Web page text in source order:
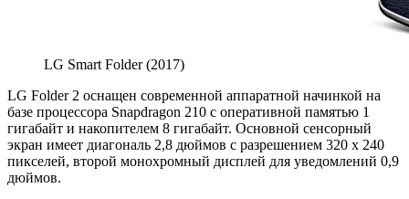
LG Smart Folder (2017)
LG Folder 2 оснащен современной аппаратной начинкой на
базе процессора Snapdragon 210 с оперативной памятью 1
гигабайт и накопителем 8 гигабайт. Основной сенсорный
экран имеет диагональ 2,8 дюймов с разрешением 320 х 240
пикселей, второй монохромный дисплей для уведомлений 0,9
дюймов.